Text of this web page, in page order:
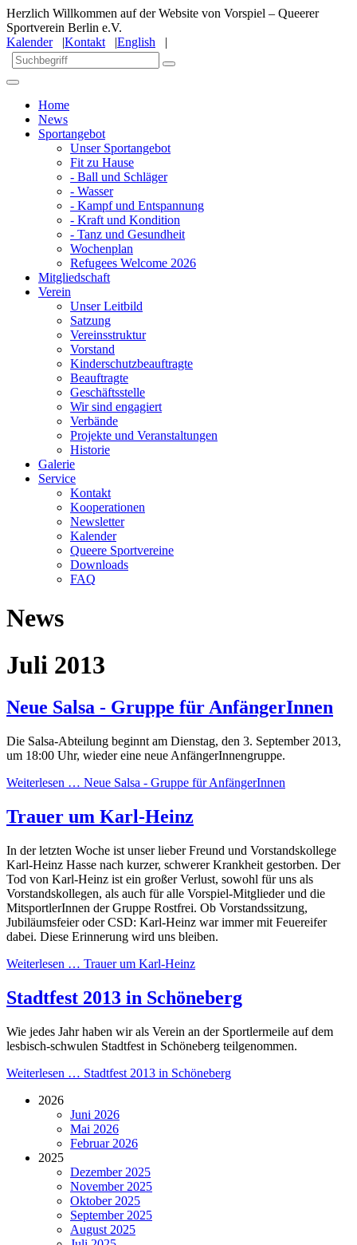
Herzlich Willkommen auf der Website von Vorspiel – Queerer
Sportverein Berlin e.V.
Kalender|Kontakt |English |
Home
News
Sportangebot
Unser Sportangebot
Fit zu Hause
- Ball und Schläger
- Wasser
- Kampf und Entspannung
- Kraft und Kondition
- Tanz und Gesundheit
Wochenplan
Refugees Welcome 2026
Mitgliedschaft
Verein
Unser Leitbild
Satzung
Vereinsstruktur
Vorstand
Kinderschutzbeauftragte
Beauftragte
Geschäftsstelle
Wir sind engagiert
Verbände
Projekte und Veranstaltungen
Historie
Galerie
Service
Kontakt
Kooperationen
Newsletter
Kalender
Queere Sportvereine
Downloads
FAQ
News
Juli 2013
Neue Salsa - Gruppe für AnfängerInnen
Die Salsa-Abteilung beginnt am Dienstag, den 3. September 2013,
um 18:00 Uhr, wieder eine neue AnfängerInnengruppe.
Weiterlesen … Neue Salsa - Gruppe für AnfängerInnen
Trauer um Karl-Heinz
In der letzten Woche ist unser lieber Freund und Vorstandskollege
Karl-Heinz Hasse nach kurzer, schwerer Krankheit gestorben. Der
Tod von Karl-Heinz ist ein großer Verlust, sowohl für uns als
Vorstandskollegen, als auch für alle Vorspiel-Mitglieder und die
MitsportlerInnen der Gruppe Rostfrei. Ob Vorstandssitzung,
Jubiläumsfeier oder CSD: Karl-Heinz war immer mit Feuereifer
dabei. Diese Erinnerung wird uns bleiben.
Weiterlesen … Trauer um Karl-Heinz
Stadtfest 2013 in Schöneberg
Wie jedes Jahr haben wir als Verein an der Sportlermeile auf dem
lesbisch-schwulen Stadtfest in Schöneberg teilgenommen.
Weiterlesen … Stadtfest 2013 in Schöneberg
2026
Juni 2026
Mai 2026
Februar 2026
2025
Dezember 2025
November 2025
Oktober 2025
September 2025
August 2025